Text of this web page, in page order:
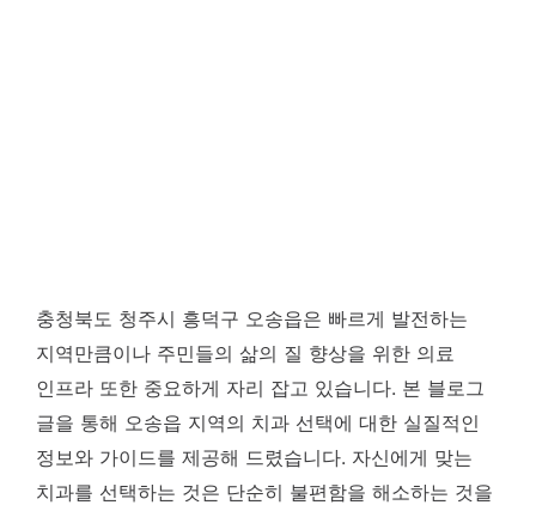
충청북도 청주시 흥덕구 오송읍은 빠르게 발전하는
지역만큼이나 주민들의 삶의 질 향상을 위한 의료
인프라 또한 중요하게 자리 잡고 있습니다. 본 블로그
글을 통해 오송읍 지역의 치과 선택에 대한 실질적인
정보와 가이드를 제공해 드렸습니다. 자신에게 맞는
치과를 선택하는 것은 단순히 불편함을 해소하는 것을